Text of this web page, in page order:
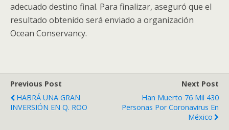
adecuado destino final. Para finalizar, aseguró que el
resultado obtenido será enviado a organización
Ocean Conservancy.
Previous Post
HABRÁ UNA GRAN
INVERSIÓN EN Q. ROO
Next Post
Han Muerto 76 Mil 430
Personas Por Coronavirus En
México